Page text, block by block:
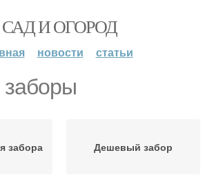
САД И ОГОРОД
новости статьи
забора Дешевый забор